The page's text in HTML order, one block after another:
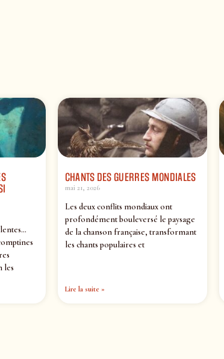
les
CHANTS DES GUERRES MONDIALES
mai 21, 2026
Les deux conflits mondiaux ont
profondément bouleversé le paysage
de la chanson française, transformant
les chants populaires et
Lire la suite »